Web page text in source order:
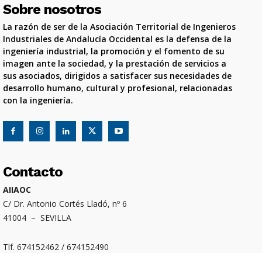
Sobre nosotros
La razón de ser de la Asociación Territorial de Ingenieros
Industriales de Andalucía Occidental es la defensa de la
ingeniería industrial, la promoción y el fomento de su
imagen ante la sociedad, y la prestación de servicios a
sus asociados, dirigidos a satisfacer sus necesidades de
desarrollo humano, cultural y profesional, relacionadas
con la ingeniería.
Contacto
AIIAOC
C/ Dr. Antonio Cortés Lladó, nº 6
41004 – SEVILLA
Tlf. 674152462 / 674152490